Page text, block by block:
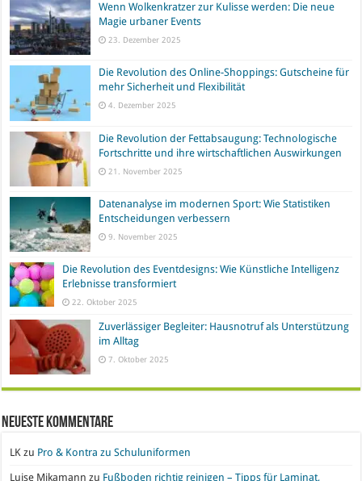
Wenn Wolkenkratzer zur Kulisse werden: Die neue
Magie urbaner Events
23. Dezember 2025
Die Revolution des Online-Shoppings: Gutscheine für
mehr Sicherheit und Flexibilität
4. Dezember 2025
Die Revolution der Fettabsaugung: Technologische
Fortschritte und ihre wirtschaftlichen Auswirkungen
21. November 2025
Datenanalyse im modernen Sport: Wie Statistiken
Entscheidungen verbessern
9. November 2025
Die Revolution des Eventdesigns: Wie Künstliche Intelligenz
Erlebnisse transformiert
22. Oktober 2025
Zuverlässiger Begleiter: Hausnotruf als Unterstützung
im Alltag
7. Oktober 2025
Neueste Kommentare
LK zu Pro & Kontra zu Schuluniformen
Luise Mikamann zu Fußboden richtig reinigen – Tipps für Laminat,